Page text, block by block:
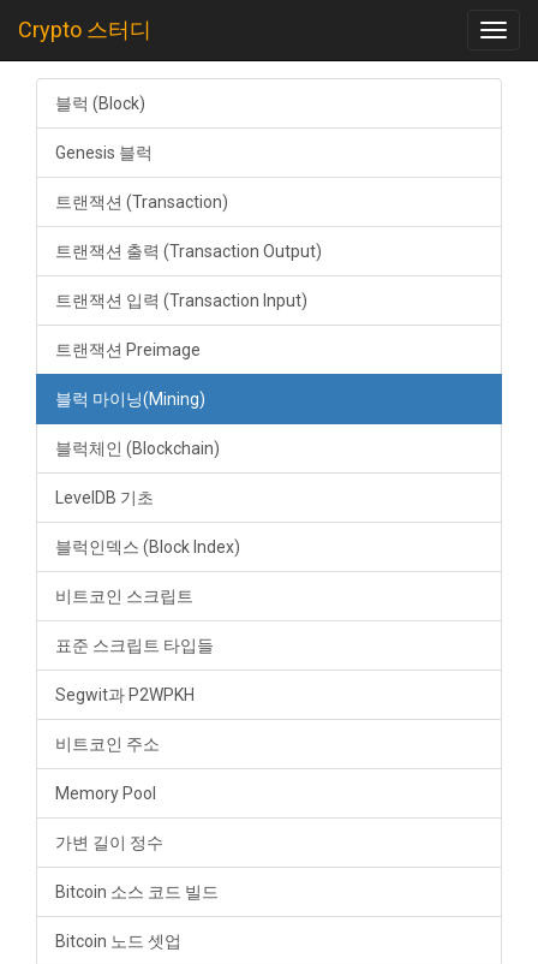
Crypto 스터디
블럭 (Block)
Genesis 블럭
트랜잭션 (Transaction)
트랜잭션 출력 (Transaction Output)
트랜잭션 입력 (Transaction Input)
트랜잭션 Preimage
블럭 마이닝(Mining)
블럭체인 (Blockchain)
LevelDB 기초
블럭인덱스 (Block Index)
비트코인 스크립트
표준 스크립트 타입들
Segwit과 P2WPKH
비트코인 주소
Memory Pool
가변 길이 정수
Bitcoin 소스 코드 빌드
Bitcoin 노드 셋업